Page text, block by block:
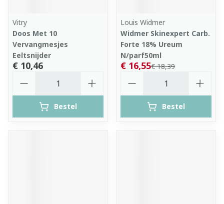
Vitry
Doos Met 10
Vervangmesjes
Eeltsnijder
€ 10,46
Bestel
Louis Widmer
Widmer Skinexpert Carb.
Forte 18% Ureum
N/parf50ml
€ 18,39
€ 16,55
Bestel